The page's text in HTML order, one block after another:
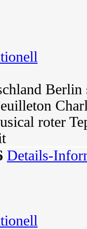
Berlin
roter
Details-